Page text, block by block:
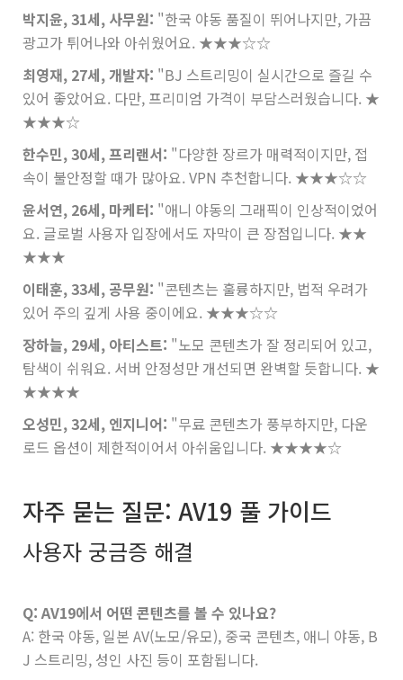
박지윤, 31세, 사무원: "한국 야동 품질이 뛰어나지만, 가끔
광고가 튀어나와 아쉬웠어요. ★★★☆☆
최영재, 27세, 개발자: "BJ 스트리밍이 실시간으로 즐길 수
있어 좋았어요. 다만, 프리미엄 가격이 부담스러웠습니다. ★
★★★☆
한수민, 30세, 프리랜서: "다양한 장르가 매력적이지만, 접
속이 불안정할 때가 많아요. VPN 추천합니다. ★★★☆☆
윤서연, 26세, 마케터: "애니 야동의 그래픽이 인상적이었어
요. 글로벌 사용자 입장에서도 자막이 큰 장점입니다. ★★
★★★
이태훈, 33세, 공무원: "콘텐츠는 훌륭하지만, 법적 우려가
있어 주의 깊게 사용 중이에요. ★★★☆☆
장하늘, 29세, 아티스트: "노모 콘텐츠가 잘 정리되어 있고,
탐색이 쉬워요. 서버 안정성만 개선되면 완벽할 듯합니다. ★
★★★★
오성민, 32세, 엔지니어: "무료 콘텐츠가 풍부하지만, 다운
로드 옵션이 제한적이어서 아쉬움입니다. ★★★★☆
자주 묻는 질문: AV19 풀 가이드
사용자 궁금증 해결
Q: AV19에서 어떤 콘텐츠를 볼 수 있나요?
A: 한국 야동, 일본 AV(노모/유모), 중국 콘텐츠, 애니 야동, B
J 스트리밍, 성인 사진 등이 포함됩니다.